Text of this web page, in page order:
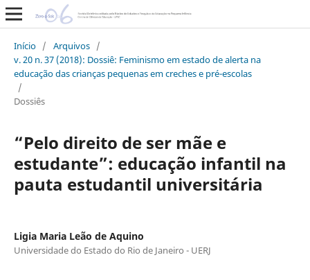
Início / Arquivos /
v. 20 n. 37 (2018): Dossiê: Feminismo em estado de alerta na
educação das crianças pequenas em creches e pré-escolas
/
Dossiês
“Pelo direito de ser mãe e
estudante”: educação infantil na
pauta estudantil universitária
Ligia Maria Leão de Aquino
Universidade do Estado do Rio de Janeiro - UERJ